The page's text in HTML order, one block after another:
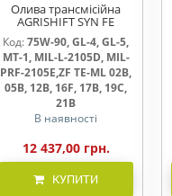
Олива трансмісійна
AGRISHIFT SYN FE
75W90 20л
Код:75W-90, GL-4, GL-5,
MT-1, MIL-L-2105D, MIL-
PRF-2105E,ZF TE-ML 02B,
05B, 12B, 16F, 17B, 19C,
21B
В наявності
12 437,00 грн.
КУПИТИ